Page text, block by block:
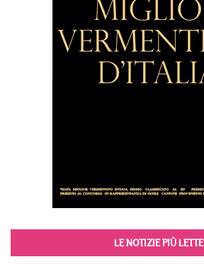
LE NOTIZIE PIÙ LETTE